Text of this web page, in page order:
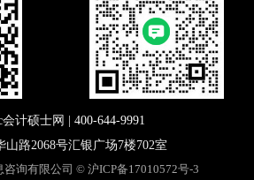
会计硕士网 | 400-644-9991
山路2068号汇银广场7楼702室
咨询有限公司 © 沪ICP备17010572号-3